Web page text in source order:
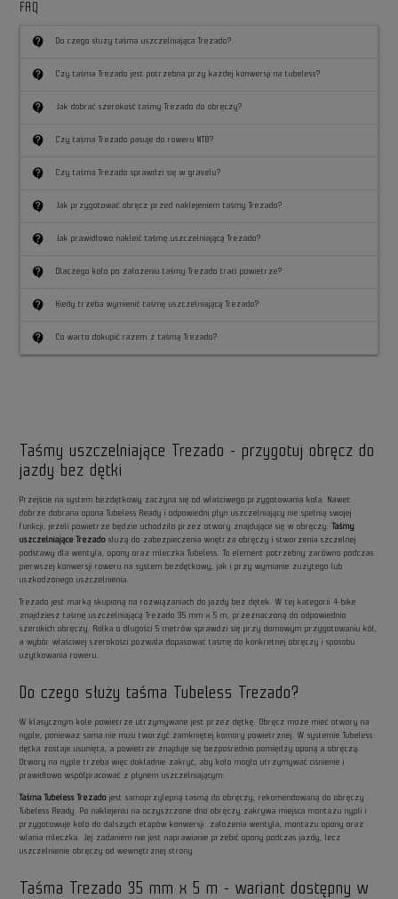
FAQ
contact_support Do czego służy taśma uszczelniająca Trezado?
contact_support Czy taśma Trezado jest potrzebna przy każdej konwersji na tubeless?
contact_support Jak dobrać szerokość taśmy Trezado do obręczy?
contact_support Czy taśma Trezado pasuje do roweru MTB?
contact_support Czy taśma Trezado sprawdzi się w gravelu?
contact_support Jak przygotować obręcz przed naklejeniem taśmy Trezado?
contact_support Jak prawidłowo nakleić taśmę uszczelniającą Trezado?
contact_support Dlaczego koło po założeniu taśmy Trezado traci powietrze?
contact_support Kiedy trzeba wymienić taśmę uszczelniającą Trezado?
contact_support Co warto dokupić razem z taśmą Trezado?
Taśmy uszczelniające Trezado - przygotuj obręcz do
jazdy bez dętki
Przejście na system bezdętkowy zaczyna się od właściwego przygotowania koła. Nawet
dobrze dobrana opona Tubeless Ready i odpowiedni płyn uszczelniający nie spełnią swojej
funkcji, jeżeli powietrze będzie uchodziło przez otwory znajdujące się w obręczy.Taśmy
uszczelniające Trezado służą do zabezpieczenia wnętrza obręczy i stworzenia szczelnej
podstawy dla wentyla, opony oraz mleczka Tubeless. To element potrzebny zarówno podczas
pierwszej konwersji roweru na system bezdętkowy, jak i przy wymianie zużytego lub
uszkodzonego uszczelnienia.
Trezado jest marką skupioną na rozwiązaniach do jazdy bez dętek. W tej kategorii 4-bike
znajdziesz taśmę uszczelniającą Trezado 35 mm x 5 m, przeznaczoną do odpowiednio
szerokich obręczy. Rolka o długości 5 metrów sprawdzi się przy domowym przygotowaniu kół,
a wybór właściwej szerokości pozwala dopasować taśmę do konkretnej obręczy i sposobu
użytkowania roweru.
Do czego służy taśma Tubeless Trezado?
W klasycznym kole powietrze utrzymywane jest przez dętkę. Obręcz może mieć otwory na
nyple, ponieważ sama nie musi tworzyć zamkniętej komory powietrznej. W systemie Tubeless
dętka zostaje usunięta, a powietrze znajduje się bezpośrednio pomiędzy oponą a obręczą.
Otwory na nyple trzeba więc dokładnie zakryć, aby koło mogło utrzymywać ciśnienie i
prawidłowo współpracować z płynem uszczelniającym.
Taśma Tubeless Trezado jest samoprzylepną taśmą do obręczy, rekomendowaną do obręczy
Tubeless Ready. Po naklejeniu na oczyszczone dno obręczy zakrywa miejsca montażu nypli i
przygotowuje koło do dalszych etapów konwersji: założenia wentyla, montażu opony oraz
wlania mleczka. Jej zadaniem nie jest naprawianie przebić opony podczas jazdy, lecz
uszczelnienie obręczy od wewnętrznej strony.
Taśma Trezado 35 mm x 5 m - wariant dostępny w